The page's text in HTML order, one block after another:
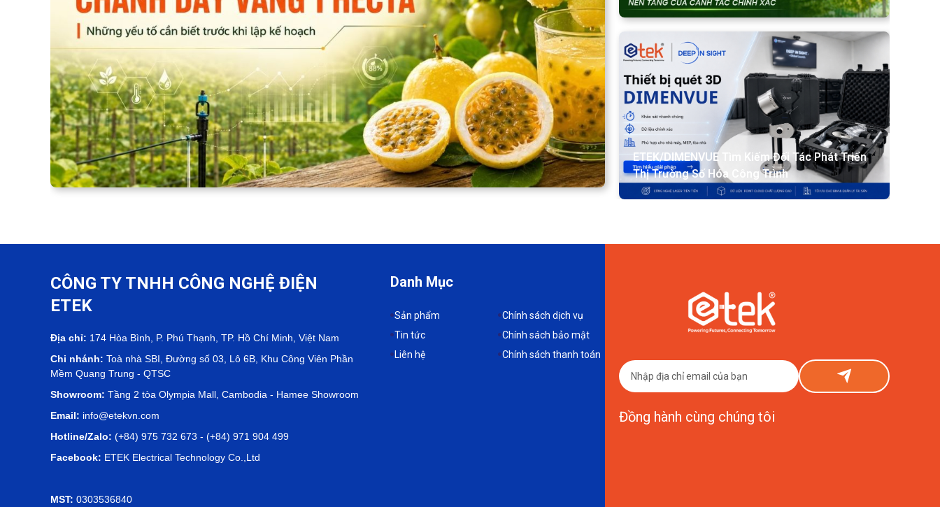
Đầu tư Smart Farm chanh dây vàng 1 hecta tốn khoảng 150–800 triệu đồng phần công nghệ, cộng thêm chi phí nông
nghiệp cơ bản. ETEK chia sẻ thật, có số liệu cụ thể.
ETEK/DIMENVUE Tìm Kiếm Đối Tác Phát Triển
Thị Trường Số Hóa Công Trình
CÔNG TY TNHH CÔNG NGHỆ ĐIỆN
ETEK
Địa chỉ: 174 Hòa Bình, P. Phú Thạnh, TP. Hồ Chí Minh, Việt Nam
Chi nhánh: Toà nhà SBI, Đường số 03, Lô 6B, Khu Công Viên Phần
Mềm Quang Trung - QTSC
Showroom: Tầng 2 tòa Olympia Mall, Cambodia - Hamee Showroom
Email: info@etekvn.com
Hotline/Zalo: (+84) 975 732 673 - (+84) 971 904 499
Facebook: ETEK Electrical Technology Co.,Ltd
MST: 0303536840
Danh Mục
Sản phẩm
Chính sách dịch vụ
Tin tức
Chính sách bảo mật
Liên hệ
Chính sách thanh toán
Đồng hành cùng chúng tôi